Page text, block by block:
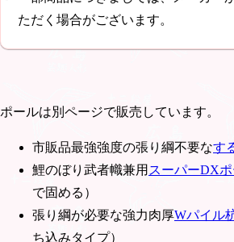
ただく場合がございます。
ポールは別ページで販売しています。
市販品最強強度の張り綱不要なす
鯉のぼり武者幟兼用 スーパーDX
で固める）
張り綱が必要な強力肉厚Wパイル
ち込みタイプ）